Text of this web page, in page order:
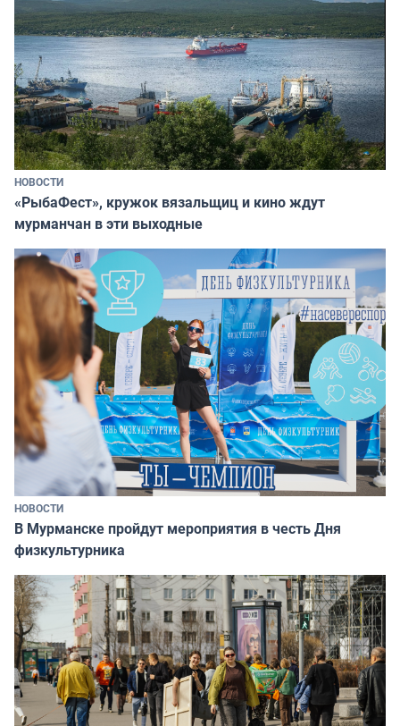
НОВОСТИ
«РыбаФест», кружок вязальщиц и кино ждут
мурманчан в эти выходные
НОВОСТИ
В Мурманске пройдут мероприятия в честь Дня
физкультурника